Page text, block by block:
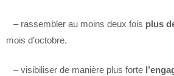
– rassembler au moins deux fois plus
mois d’octobre.
– visibiliser de manière plus forte